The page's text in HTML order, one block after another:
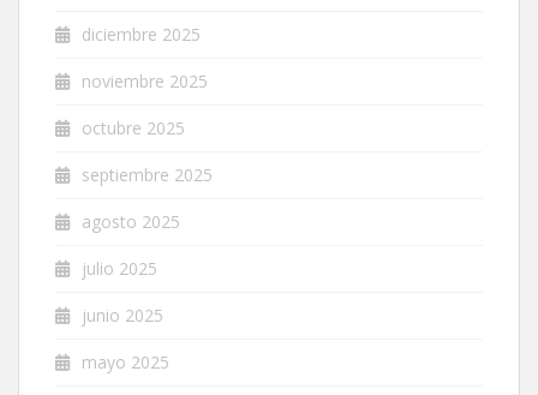
diciembre 2025
noviembre 2025
octubre 2025
septiembre 2025
agosto 2025
julio 2025
junio 2025
mayo 2025